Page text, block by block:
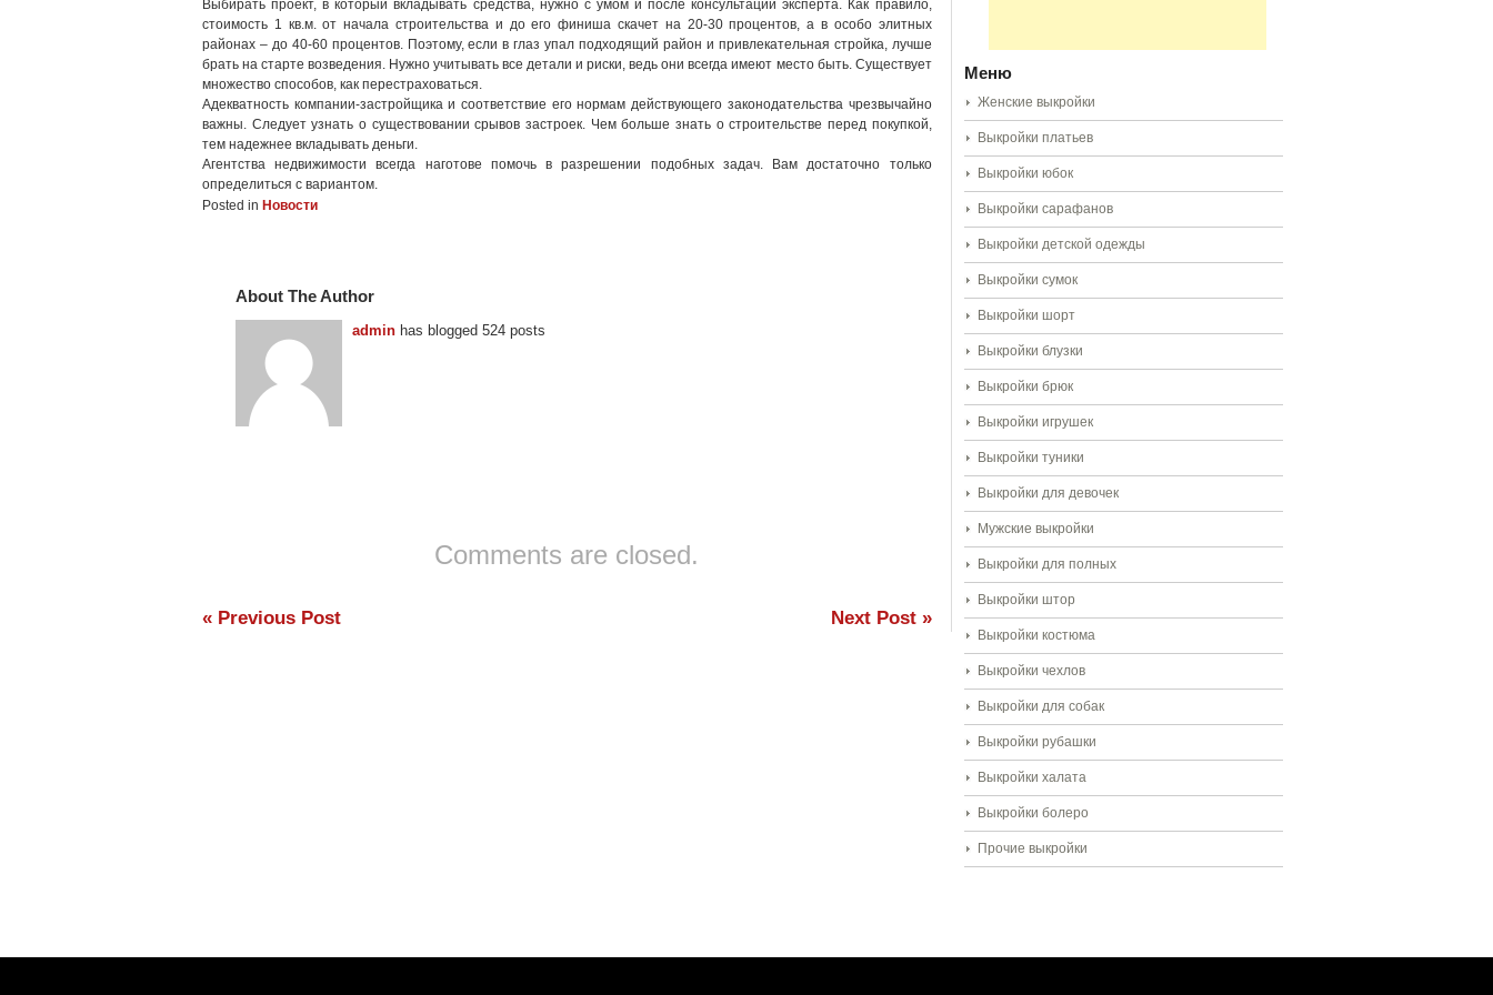
Выбирать проект, в который вкладывать средства, нужно с умом и после консультаций эксперта. Как правило,
стоимость 1 кв.м. от начала строительства и до его финиша скачет на 20-30 процентов, а в особо элитных
районах – до 40-60 процентов. Поэтому, если в глаз упал подходящий район и привлекательная стройка, лучше
брать на старте возведения. Нужно учитывать все детали и риски, ведь они всегда имеют место быть. Существует
множество способов, как перестраховаться.
Адекватность компании-застройщика и соответствие его нормам действующего законодательства чрезвычайно
важны. Следует узнать о существовании срывов застроек. Чем больше знать о строительстве перед покупкой,
тем надежнее вкладывать деньги.
Агентства недвижимости всегда наготове помочь в разрешении подобных задач. Вам достаточно только
определиться с вариантом.
Posted in Новости
About The Author
admin has blogged 524 posts
Comments are closed.
« Previous Post Next Post»
Меню
Женские выкройки
Выкройки платьев
Выкройки юбок
Выкройки сарафанов
Выкройки детской одежды
Выкройки сумок
Выкройки шорт
Выкройки блузки
Выкройки брюк
Выкройки игрушек
Выкройки туники
Выкройки для девочек
Мужские выкройки
Выкройки для полных
Выкройки штор
Выкройки костюма
Выкройки чехлов
Выкройки для собак
Выкройки рубашки
Выкройки халата
Выкройки болеро
Прочие выкройки